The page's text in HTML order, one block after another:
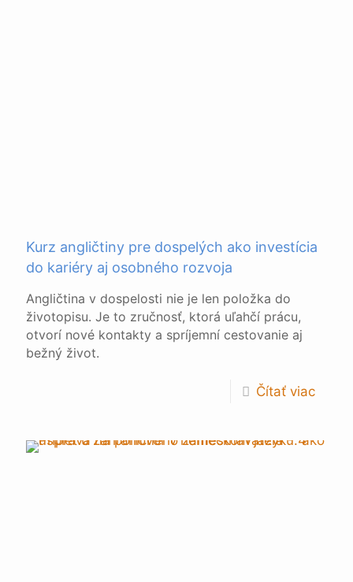
Kurz angličtiny pre dospelých ako investícia
do kariéry aj osobného rozvoja
Angličtina v dospelosti nie je len položka do
životopisu. Je to zručnosť, ktorá uľahčí prácu,
otvorí nové kontakty a spríjemní cestovanie aj
bežný život.
Čítať viac